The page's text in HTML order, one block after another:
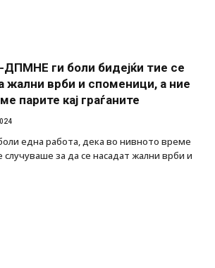
ги боли бидејќи тие се
жални врби и споменици, а ние
парите кај граѓаните
една работа, дека во нивното време
за да се насадат жални врби и